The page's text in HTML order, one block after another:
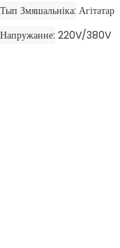
Тып Змяшальніка Агітатар
Напружанне 220V/380V